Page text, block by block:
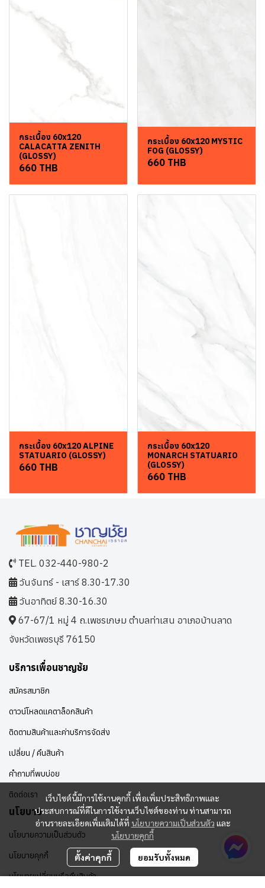
กระเบื้อง 60x120
CALACATTA ZENITH
(GLOSSY)
660 THB
กระเบื้อง 60x120 MYSTIC
FOG (GLOSSY)
660 THB
กระเบื้อง 60x120 ALPINE
STATUARIO (GLOSSY)
660 THB
กระเบื้อง 60x120
MONARCH STATUARIO
(GLOSSY)
660 THB
เว็บไซต์นี้มีการใช้งานคุกกี้ เพื่อเพิ่มประสิทธิภาพและ
ประสบการณ์ที่ดีในการใช้งานเว็บไซต์ของท่าน ท่านสามารถ
อ่านรายละเอียดเพิ่มเติมได้ที่ นโยบายความเป็นส่วนตัว และ
นโยบายคุกกี้
ตั้งค่าคุกกี้ ยอมรับทั้งหมด
TEL. 032-440-980-2
วันจันทร์ - เสาร์ 8.30-17.30
วันอาทิตย์ 8.30-16.30
67-67/1 หมู่ 4 ถ.เพชรเกษม ตำบลท่าเสน อาเภอบ้านลาด
จังหวัดเพชรบุรี 76150
บริการเพื่อนชาญชัย
สมัครสมาชิก
ดาวน์โหลดแคตาล็อกสินค้า
ติดตามสินค้าและค่าบริการจัดส่ง
เปลี่ยน / คืนสินค้า
คำถามที่พบบ่อย
ติดต่อเรา
นโยบาย
นโยบายความเป็นส่วนตัว
นโยบายคุกกี้
นโยบายเปลี่ยนหรือคืนสินค้า